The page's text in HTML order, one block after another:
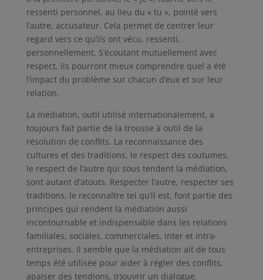
ressenti personnel, au lieu du « tu », pointé vers
l’autre, accusateur. Cela permet de centrer leur
regard vers ce qu’ils ont vécu, ressenti,
personnellement. S’écoutant mutuellement avec
respect, ils pourront mieux comprendre quel a été
l’impact du problème sur chacun d’eux et sur leur
relation.
La médiation, outil utilisé internationalement, a
toujours fait partie de la trousse à outil de la
résolution de conflits. La reconnaissance des
cultures et des traditions, le respect des coutumes,
le respect de l’autre qui sous tendent la médiation,
sont autant d’atouts. Respecter l’autre, respecter ses
traditions, le reconnaître tel qu’il est, font partie des
principes qui rendent la médiation aussi
incontournable et indispensable dans les relations
familiales, sociales, commerciales, inter et intra-
entreprises. Il semble que la médiation ait de tous
temps été utilisée pour aider à régler des conflits,
apaiser des tendions, (r)ouvrir un dialogue.